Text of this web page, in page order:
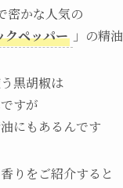
かな人気の
クペッパー 」の精油
黒胡椒は
すが
にもあるんです
りをご紹介すると